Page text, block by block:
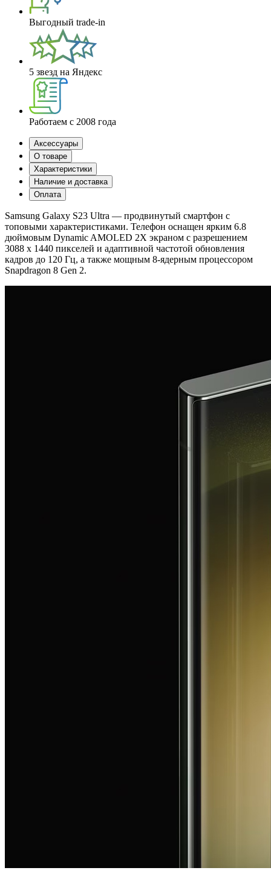
Выгодный trade-in
5 звезд на Яндекс
Работаем с 2008 года
Аксессуары
О товаре
Характеристики
Наличие и доставка
Оплата
Samsung Galaxy S23 Ultra — продвинутый смартфон с
топовыми характеристиками. Телефон оснащен ярким 6.8
дюймовым Dynamic AMOLED 2X экраном с разрешением
3088 x 1440 пикселей и адаптивной частотой обновления
кадров до 120 Гц, а также мощным 8-ядерным процессором
Snapdragon 8 Gen 2.